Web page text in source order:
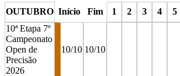
OUTUBRO Início Fim 1 2 3 4 5
10ª Etapa 7º
Campeonato
Open de
Precisão
2026
10/10 10/10